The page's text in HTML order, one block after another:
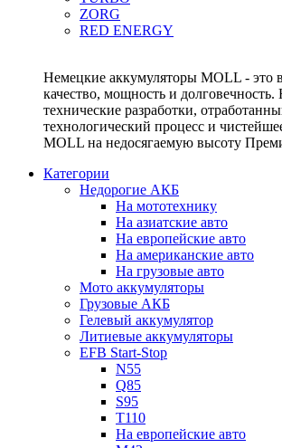
ZORG
RED ENERGY
Немецкие аккумуляторы MOLL - это
качество, мощность и
технические разработки,
технологический процесс и
MOLL на недосягаемую высоту
Категории
Недорогие АКБ
На мототехнику
На азиатские авто
На европейские авто
На американские авто
На грузовые авто
Мото аккумуляторы
Грузовые АКБ
Гелевый аккумулятор
Литиевые аккумуляторы
EFB Start-Stop
N55
Q85
S95
T110
На европейские авто